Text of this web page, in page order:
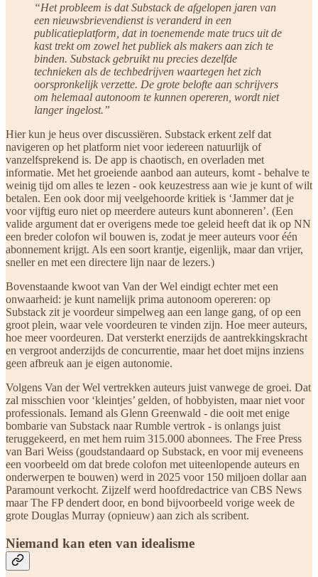
“Het probleem is dat Substack de afgelopen jaren van
een nieuwsbrievendienst is veranderd in een
publicatieplatform, dat in toenemende mate trucs uit de
kast trekt om zowel het publiek als makers aan zich te
binden. Substack gebruikt nu precies dezelfde
technieken als de techbedrijven waartegen het zich
oorspronkelijk verzette. De grote belofte aan schrijvers
om helemaal autonoom te kunnen opereren, wordt niet
langer ingelost.”
Hier kun je heus over discussiëren. Substack erkent zelf dat
navigeren op het platform niet voor iedereen natuurlijk of
vanzelfsprekend is. De app is chaotisch, en overladen met
informatie. Met het groeiende aanbod aan auteurs, komt - behalve te
weinig tijd om alles te lezen - ook keuzestress aan wie je kunt of wilt
betalen. Een ook door mij veelgehoorde kritiek is ‘Jammer dat je
voor vijftig euro niet op meerdere auteurs kunt abonneren’. (Een
valide argument dat er overigens mede toe geleid heeft dat ik op NN
een breder colofon wil bouwen is, zodat je meer auteurs voor één
abonnement krijgt. Als een soort krantje, eigenlijk, maar dan vrijer,
sneller en met een directere lijn naar de lezers.)
Bovenstaande kwoot van Van der Wel eindigt echter met een
onwaarheid: je kunt namelijk prima autonoom opereren: op
Substack zit je voordeur simpelweg aan een lange gang, of op een
groot plein, waar vele voordeuren te vinden zijn. Hoe meer auteurs,
hoe meer voordeuren. Dat versterkt enerzijds de aantrekkingskracht
en vergroot anderzijds de concurrentie, maar het doet mijns inziens
geen afbreuk aan je eigen autonomie.
Volgens Van der Wel vertrekken auteurs juist vanwege de groei. Dat
zal misschien voor ‘kleintjes’ gelden, of hobbyisten, maar niet voor
professionals. Iemand als Glenn Greenwald - die ooit met enige
bombarie van Substack naar Rumble vertrok - is onlangs juist
teruggekeerd, en met hem ruim 315.000 abonnees. The Free Press
van Bari Weiss (goudstandaard op Substack, en voor mij eveneens
een voorbeeld om dat brede colofon met uiteenlopende auteurs en
onderwerpen te bouwen) werd in 2025 voor 150 miljoen dollar aan
Paramount verkocht. Zijzelf werd hoofdredactrice van CBS News
maar The FP dendert door, en bond bijvoorbeeld vorige week de
grote Douglas Murray (opnieuw) aan zich als scribent.
Niemand kan eten van idealisme